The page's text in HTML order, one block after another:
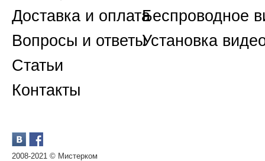
Доставка и оплата
Вопросы и ответы
Статьи
Контакты
2008-2021 © Мистерком
Беспроводное
Установка